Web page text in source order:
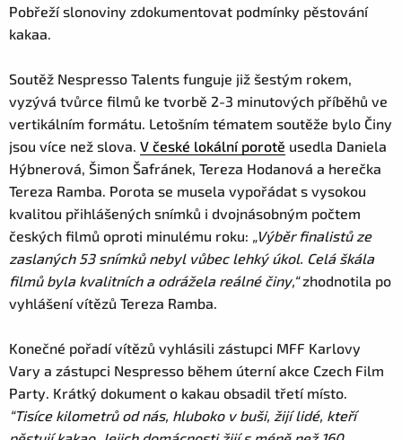
Pobřeží slonoviny zdokumentovat podmínky pěstování
kakaa.
Soutěž Nespresso Talents funguje již šestým rokem,
vyzývá tvůrce filmů ke tvorbě 2-3 minutových příběhů ve
vertikálním formátu. Letošním tématem soutěže bylo Činy
jsou více než slova. V české lokální porotě usedla Daniela
Hýbnerová, Šimon Šafránek, Tereza Hodanová a herečka
Tereza Ramba. Porota se musela vypořádat s vysokou
kvalitou přihlášených snímků i dvojnásobným počtem
českých filmů oproti minulému roku: „Výběr finalistů ze
zaslaných 53 snímků nebyl vůbec lehký úkol. Celá škála
filmů byla kvalitních a odrážela reálné činy,“zhodnotila po
vyhlášení vítězů Tereza Ramba.
Konečné pořadí vítězů vyhlásili zástupci MFF Karlovy
Vary a zástupci Nespresso během úterní akce Czech Film
Party. Krátký dokument o kakau obsadil třetí místo.
“Tisíce kilometrů od nás, hluboko v buši, žijí lidé, kteří